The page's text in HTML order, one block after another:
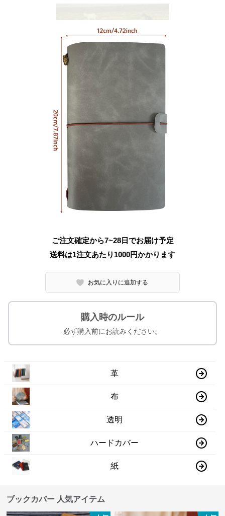
ご注文確定から7~28日でお届け予定
送料は1注文あたり 1000円かかります
お気に入りに追加する
購入時のルール
必ず購入前にお読みください。
革
布
透明
ハードカバー
紙
ブックカバー 人気アイテム